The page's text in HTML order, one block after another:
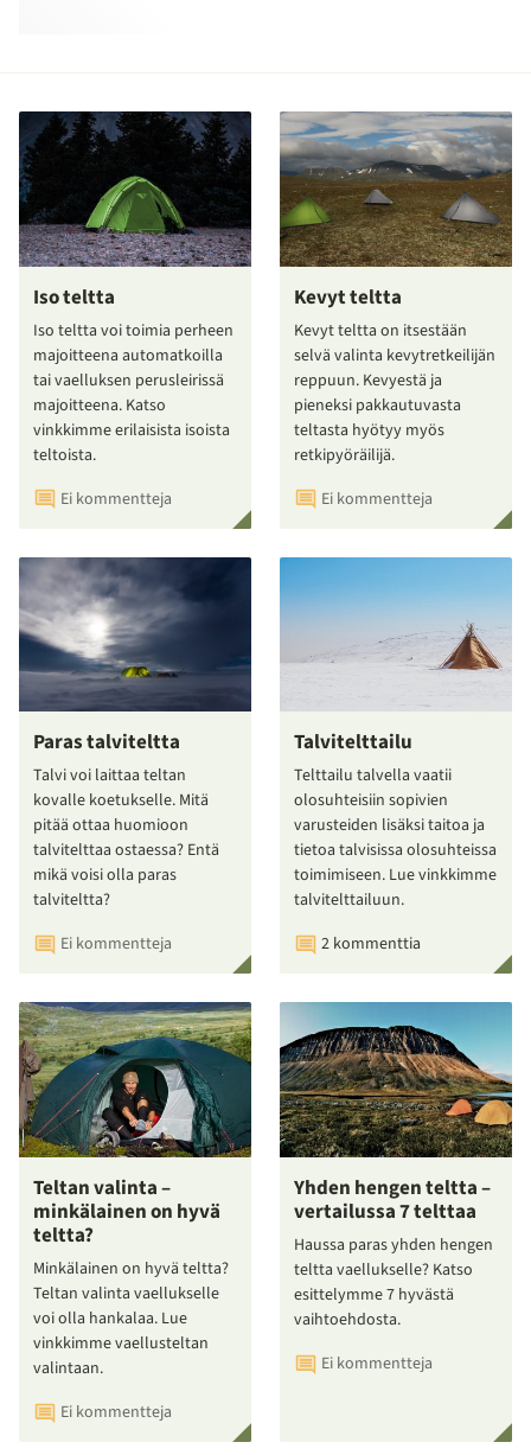
Iso teltta
Iso teltta voi toimia perheen
majoitteena automatkoilla
tai vaelluksen perusleirissä
majoitteena. Katso
vinkkimme erilaisista isoista
teltoista.
Ei kommentteja
Kevyt teltta
Kevyt teltta on itsestään
selvä valinta kevytretkeilijän
reppuun. Kevyestä ja
pieneksi pakkautuvasta
teltasta hyötyy myös
retkipyöräilijä.
Ei kommentteja
Paras talviteltta
Talvi voi laittaa teltan
kovalle koetukselle. Mitä
pitää ottaa huomioon
talvitelttaa ostaessa? Entä
mikä voisi olla paras
talviteltta?
Ei kommentteja
Talvitelttailu
Telttailu talvella vaatii
olosuhteisiin sopivien
varusteiden lisäksi taitoa ja
tietoa talvisissa olosuhteissa
toimimiseen. Lue vinkkimme
talvitelttailuun.
2 kommenttia
Teltan valinta –
minkälainen on hyvä
teltta?
Minkälainen on hyvä teltta?
Teltan valinta vaellukselle
voi olla hankalaa. Lue
vinkkimme vaellusteltan
valintaan.
Ei kommentteja
Yhden hengen teltta –
vertailussa 7 telttaa
Haussa paras yhden hengen
teltta vaellukselle? Katso
esittelymme 7 hyvästä
vaihtoehdosta.
Ei kommentteja